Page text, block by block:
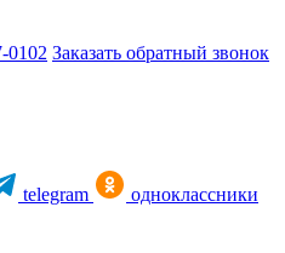
0102 Заказать обратный звонок
telegram
одноклассники